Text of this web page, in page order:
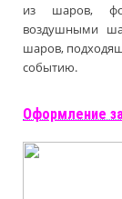
из шаров,
воздушными
шаров,
событию.
Оформление